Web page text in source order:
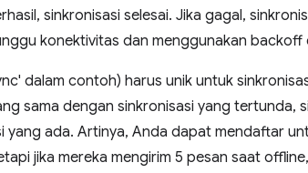
sinkronisasi selesai. Jika gagal,
konektivitas dan menggunakan backoff
dalam contoh) harus unik untuk
sama dengan sinkronisasi yang tertunda,
yang ada. Artinya, Anda dapat mendaftar
jika mereka mengirim 5 pesan saat